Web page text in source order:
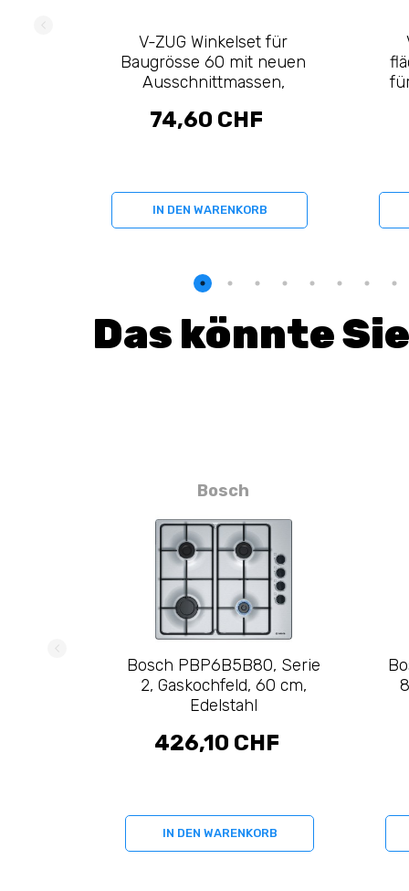
V-ZUG Winkelset für
Baugrösse 60 mit neuen
Ausschnittmassen,
74,60 CHF
IN DEN WARENKORB
Das könnte
Bosch
Bosch PBP6B5B80, Serie
2, Gaskochfeld, 60 cm,
Edelstahl
426,10 CHF
IN DEN WARENKORB